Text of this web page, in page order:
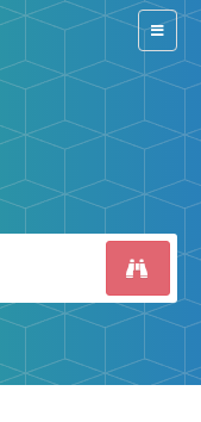
Switch